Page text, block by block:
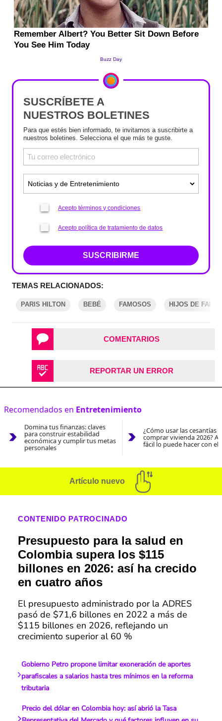
SUSCRÍBETE A
NUESTROS BOLETINES
Para que estés bien informado, te invitamos a suscribirte a
nuestros boletines. Selecciona el que más te guste.
Acepto términos y condiciones
Acepto política de tratamiento de datos
SUSCRIBIRME
TEMAS RELACIONADOS:
PARIS HILTON BEBÉ FAMOSOS HIJOS DE
COMENTARIOS
REPORTAR UN ERROR
Recomendados en Entretenimiento
Domina tus finanzas: claves
para construir estabilidad
económica y cumplir tus metas
personales
¿Cómo usar las cesantías
comprar vivienda 2026?
fácil lo puede hacer con el
Artículo nuevo
CONTENIDO PATROCINADO
Presupuesto para la salud en
Colombia supera los $115
billones en 2026: así ha crecido
en cuatro años
El presupuesto administrado por la ADRES
pasó de $71,6 billones en 2022 a más de
$115 billones en 2026, reflejando un
crecimiento superior al 60 %
Gobierno Petro propone limitar exoneración de aportes
parafiscales a salarios hasta tres mínimos en la reforma
tributaria
Precio del dólar en Colombia hoy: así abrió la Tasa